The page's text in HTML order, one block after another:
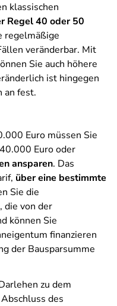
klassischen
Regel 40 oder 50
regelmäßige
veränderbar. Mit
Sie auch höhere
ist hingegen
an fest.
Euro müssen Sie
Euro oder
ansparen. Das
über eine bestimmte
Sie die
die von der
können Sie
finanzieren
der Bausparsumme
zu dem
des